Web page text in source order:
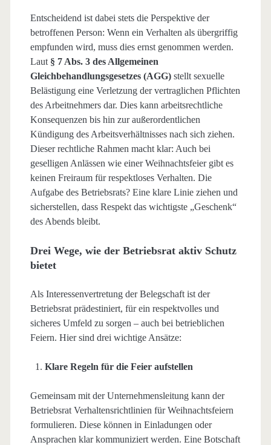
Entscheidend ist dabei stets die Perspektive der
betroffenen Person: Wenn ein Verhalten als übergriffig
empfunden wird, muss dies ernst genommen werden.
Laut § 7 Abs. 3 des Allgemeinen
Gleichbehandlungsgesetzes (AGG)stellt sexuelle
Belästigung eine Verletzung der vertraglichen Pflichten
des Arbeitnehmers dar. Dies kann arbeitsrechtliche
Konsequenzen bis hin zur außerordentlichen
Kündigung des Arbeitsverhältnisses nach sich ziehen.
Dieser rechtliche Rahmen macht klar: Auch bei
geselligen Anlässen wie einer Weihnachtsfeier gibt es
keinen Freiraum für respektloses Verhalten. Die
Aufgabe des Betriebsrats? Eine klare Linie ziehen und
sicherstellen, dass Respekt das wichtigste „Geschenk“
des Abends bleibt.
Drei Wege, wie der Betriebsrat aktiv Schutz
bietet
Als Interessenvertretung der Belegschaft ist der
Betriebsrat prädestiniert, für ein respektvolles und
sicheres Umfeld zu sorgen – auch bei betrieblichen
Feiern. Hier sind drei wichtige Ansätze:
Klare Regeln für die Feier aufstellen
Gemeinsam mit der Unternehmensleitung kann der
Betriebsrat Verhaltensrichtlinien für Weihnachtsfeiern
formulieren. Diese können in Einladungen oder
Ansprachen klar kommuniziert werden. Eine Botschaft